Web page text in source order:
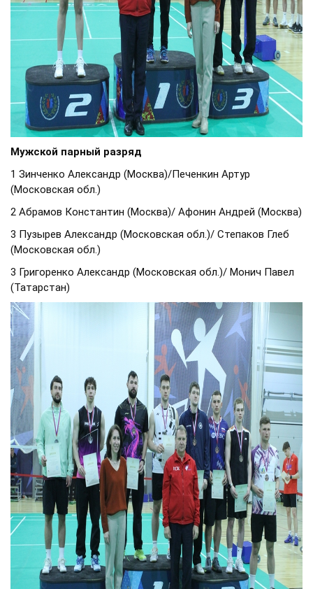
Мужской парный разряд
1 Зинченко Александр (Москва)/Печенкин Артур
(Московская обл.)
2 Абрамов Константин (Москва)/ Афонин Андрей (Москва)
3 Пузырев Александр (Московская обл.)/ Степаков Глеб
(Московская обл.)
3 Григоренко Александр (Московская обл.)/ Монич Павел
(Татарстан)